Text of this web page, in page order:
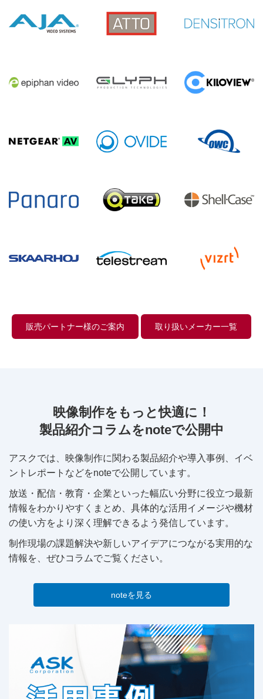
販売パートナー様のご案内 取り扱いメーカー一覧
映像制作をもっと快適に！
製品紹介コラムをnoteで公開中
アスクでは、映像制作に関わる製品紹介や導入事例、イベ
ントレポートなどをnoteで公開しています。
放送・配信・教育・企業といった幅広い分野に役立つ最新
情報をわかりやすくまとめ、具体的な活用イメージや機材
の使い方をより深く理解できるよう発信しています。
制作現場の課題解決や新しいアイデアにつながる実用的な
情報を、ぜひコラムでご覧ください。
noteを見る